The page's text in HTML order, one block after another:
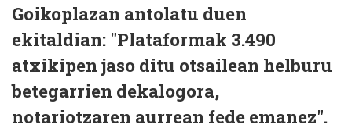
Goikoplazan antolatu duen
ekitaldian: "Plataformak 3.490
atxikipen jaso ditu otsailean helburu
betegarrien dekalogora,
notariotzaren aurrean fede emanez".